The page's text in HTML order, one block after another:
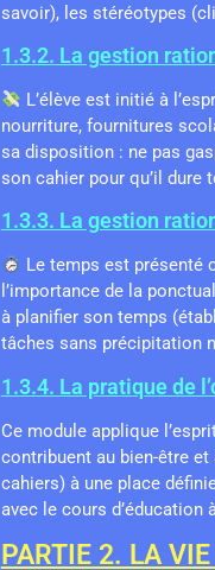
savoir), les stéréotypes
1.3.2. La gestion
L’élève est initié à
nourriture, fournitures
sa disposition : ne pas
son cahier pour qu’il dure
1.3.3. La gestion
Le temps est présenté
l’importance de la
à planifier son temps
tâches sans précipitation
1.3.4. La pratique de
Ce module applique
contribuent au bien-être
cahiers) à une place
avec le cours d’éducation
PARTIE 2. LA